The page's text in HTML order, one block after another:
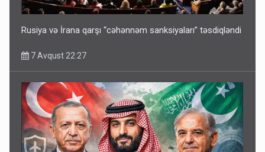
Rusiya və İrana qarşı “cəhənnəm sanksiyaları” təsdiqləndi
7 Avqust 22:27